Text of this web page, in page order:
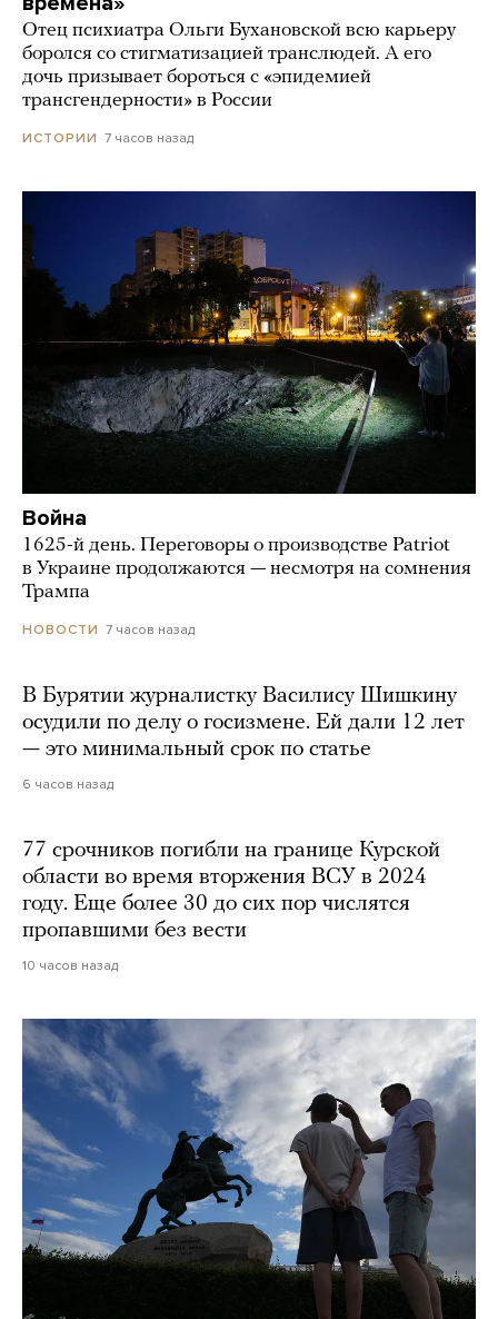
Отец психиатра Ольги Бухановской всю карьеру
боролся со стигматизацией транслюдей. А его
дочь призывает бороться с «эпидемией
трансгендерности» в России
ИСТОРИИ 7 часов назад
Война
1625-й день. Переговоры о производстве Patriot
в Украине продолжаются — несмотря на сомнения
Трампа
НОВОСТИ 7 часов назад
В Бурятии журналистку Василису Шишкину
осудили по делу о госизмене. Ей дали 12 лет
— это минимальный срок по статье
6 часов назад
77 срочников погибли на границе Курской
области во время вторжения ВСУ в 2024
году. Еще более 30 до сих пор числятся
пропавшими без вести
10 часов назад